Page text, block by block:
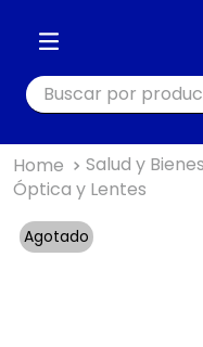
Buscar por
Salud y
Óptica y Lentes
Agotado
TÉRMINOS MÁS
1 .
cocina
2.